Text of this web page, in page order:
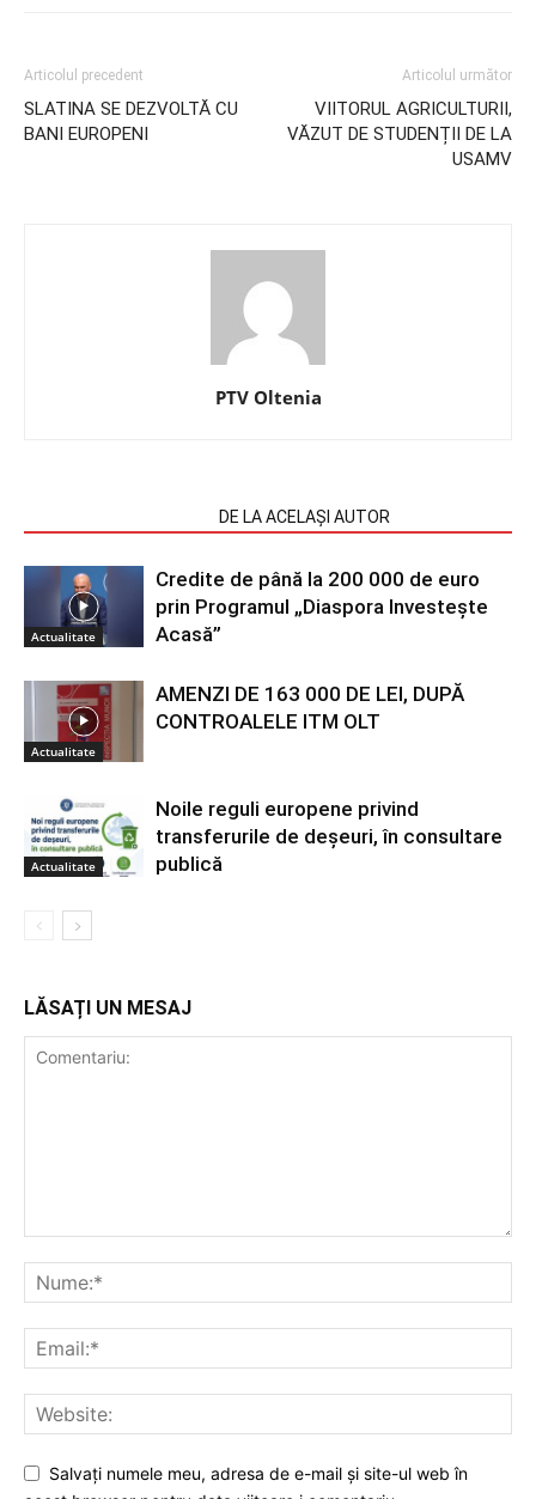
Articolul precedent
SLATINA SE DEZVOLTĂ CU
BANI EUROPENI
Articolul următor
VIITORUL AGRICULTURII,
VĂZUT DE STUDENȚII DE LA
USAMV
PTV Oltenia
DE LA ACELAȘI AUTOR
Actualitate
Credite de până la 200 000 de euro
prin Programul „Diaspora Investește
Acasă”
Actualitate
AMENZI DE 163 000 DE LEI, DUPĂ
CONTROALELE ITM OLT
Actualitate
Noile reguli europene privind
transferurile de deșeuri, în consultare
publică
LĂSAȚI UN MESAJ
Salvați numele meu, adresa de e-mail și site-ul web în